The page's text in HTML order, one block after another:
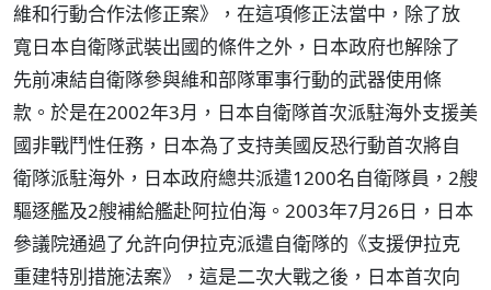
維和行動合作法修正案》，在這項修正法當中，除了放
寬日本自衛隊武裝出國的條件之外，日本政府也解除了
先前凍結自衛隊參與維和部隊軍事行動的武器使用條
款。於是在2002年3月，日本自衛隊首次派駐海外支援美
國非戰鬥性任務，日本為了支持美國反恐行動首次將自
衛隊派駐海外，日本政府總共派遣1200名自衛隊員，2艘
驅逐艦及2艘補給艦赴阿拉伯海。2003年7月26日，日本
參議院通過了允許向伊拉克派遣自衛隊的《支援伊拉克
重建特別措施法案》，這是二次大戰之後，日本首次向